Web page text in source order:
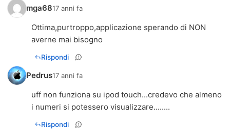
mga6817 anni fa
Ottima,purtroppo,applicazione sperando di NON
averne mai bisogno
Rispondi
Pedrus17 anni fa
uff non funziona su ipod touch...credevo che almeno
i numeri si potessero visualizzare........
Rispondi